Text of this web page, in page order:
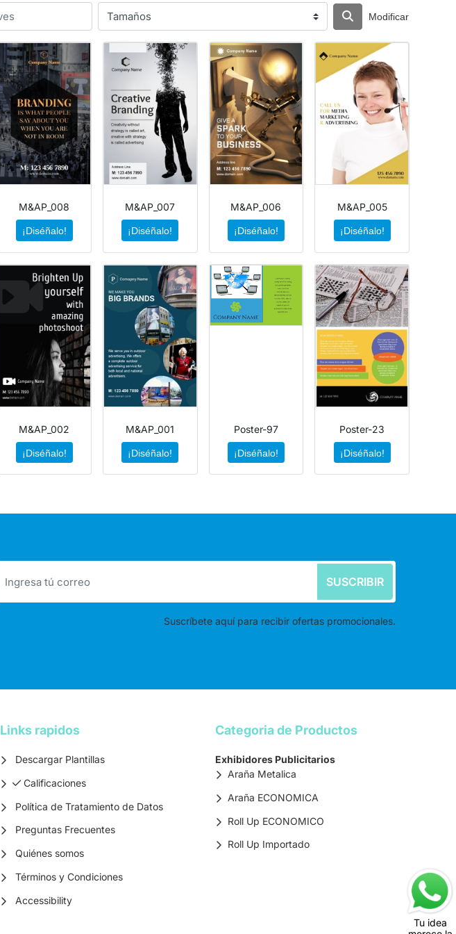
Modificar
M&AP_008
¡Diséñalo!
M&AP_007
¡Diséñalo!
M&AP_006
¡Diséñalo!
M&AP_005
¡Diséñalo!
M&AP_002
¡Diséñalo!
M&AP_001
¡Diséñalo!
Poster-97
¡Diséñalo!
Poster-23
¡Diséñalo!
SUSCRIBIR
Suscríbete aquí para recibir ofertas promocionales.
Links rapidos
Descargar Plantillas
Calificaciones
Calificaciones
Política de Tratamiento de Datos
Preguntas Frecuentes
Quiénes somos
Términos y Condiciones
Accessibility
Categoria de Productos
Exhibidores Publicitarios
Araña Metalica
Araña ECONOMICA
Roll Up ECONOMICO
Roll Up Importado
Tu idea